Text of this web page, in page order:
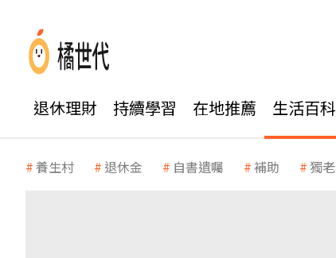
退休理財 持續學習 在地推薦 生活百科
養生村 退休金 自書遺囑 補助 獨老